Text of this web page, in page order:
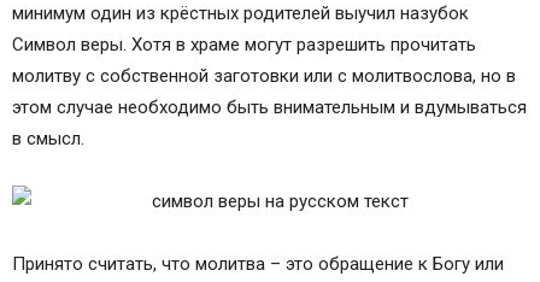
минимум один из крёстных родителей выучил назубок
Символ веры. Хотя в храме могут разрешить прочитать
молитву с собственной заготовки или с молитвослова, но в
этом случае необходимо быть внимательным и вдумываться
в смысл.
Принято считать, что молитва – это обращение к Богу или